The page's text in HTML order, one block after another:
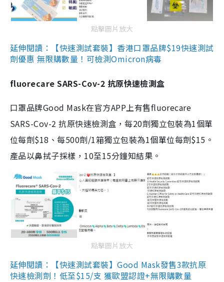
點擊圖片放大
延伸閱讀：【快速測試套裝】香港口罩品牌$19快速測試
劑優惠 無限購數量！可檢測Omicron病毒
fluorecare SARS-Cov-2 抗原快速檢測盒
口罩品牌Good Mask在官方APP上有售fluorecare
SARS-Cov-2 抗原快速檢測盒，每20劑獨立包裝為1個單
位每劑$18、每500劑/1箱獨立包裝為1個單位每劑$15。
產品以鼻拭子採樣，10至15分鐘知結果。
點擊圖片放大
延伸閱讀：【快速測試套裝】Good Mask發售3款抗原
快速檢測劑！低至$15/支 獲歐盟認證+無限購數量